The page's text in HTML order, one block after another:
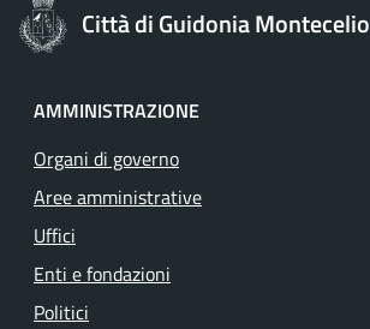
Città di Guidonia Montecelio
AMMINISTRAZIONE
Organi di governo
Aree amministrative
Uffici
Enti e fondazioni
Politici